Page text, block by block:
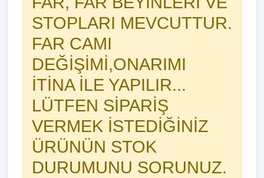
STOPLARI MEVCUTTUR.
FAR CAMI
DEĞİŞİMİ,ONARIMI
İTİNA İLE YAPILIR...
LÜTFEN SİPARİŞ
VERMEK İSTEDİĞİNİZ
ÜRÜNÜN STOK
DURUMUNU SORUNUZ.